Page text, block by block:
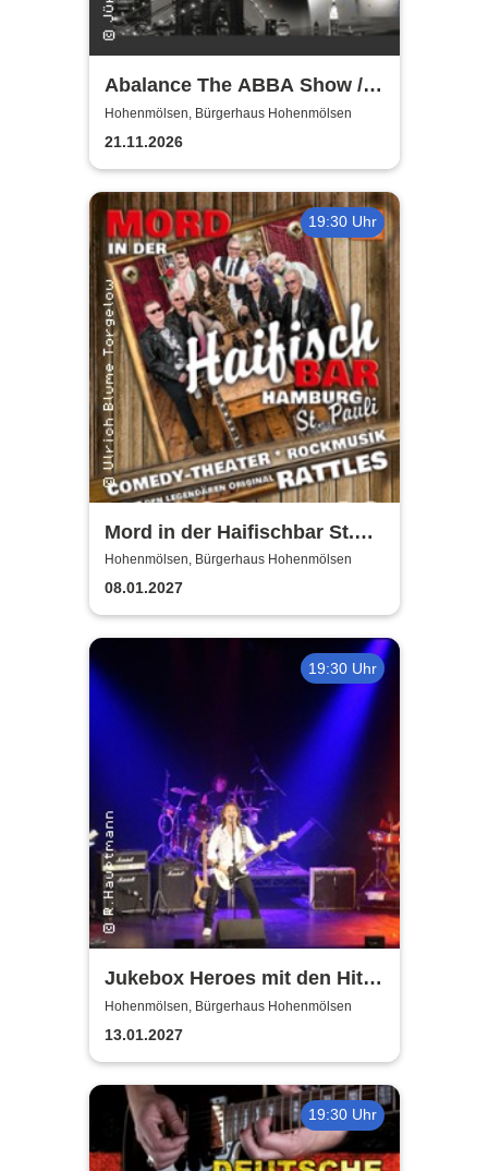
Abalance The ABBA Show /
Revival Show - a tribute to
ABBA
Hohenmölsen, Bürgerhaus Hohenmölsen
21.11.2026
19:30 Uhr
Mord in der Haifischbar St.
Pauli - Theater IK's & The
Rattles - Theater & Musik
Hohenmölsen, Bürgerhaus Hohenmölsen
08.01.2027
19:30 Uhr
Jukebox Heroes mit den Hits
von Sweet, Slade u.v.a. - 2027
Hohenmölsen, Bürgerhaus Hohenmölsen
13.01.2027
19:30 Uhr